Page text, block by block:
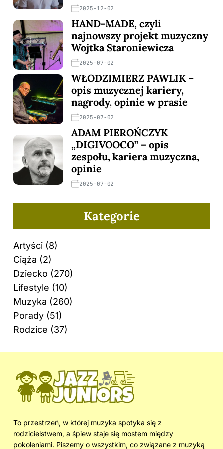
2025-12-02
HAND-MADE, czyli
najnowszy projekt muzyczny
Wojtka Staroniewicza
2025-07-02
WŁODZIMIERZ PAWLIK –
opis muzycznej kariery,
nagrody, opinie w prasie
2025-07-02
ADAM PIEROŃCZYK
„DIGIVOOCO” – opis
zespołu, kariera muzyczna,
opinie
2025-07-02
Kategorie
Artyści (8)
Ciąża (2)
Dziecko (270)
Lifestyle (10)
Muzyka (260)
Porady (51)
Rodzice (37)
To przestrzeń, w której muzyka spotyka się z
rodzicielstwem, a śpiew staje się mostem między
pokoleniami. Piszemy o wszystkim, co związane z muzyką